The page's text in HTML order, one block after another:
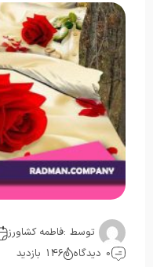
توسط :فاطمه کشاورز
0 دیدگاه
146 بازدید